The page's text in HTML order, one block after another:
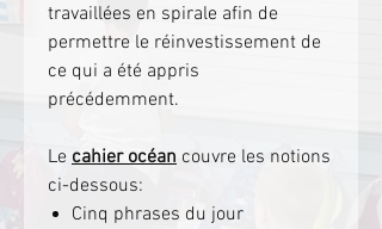
travaillées en spirale afin de
permettre le réinvestissement de
ce qui a été appris
précédemment.
Le cahier océan couvre les notions
ci-dessous:
Cinq phrases du jour